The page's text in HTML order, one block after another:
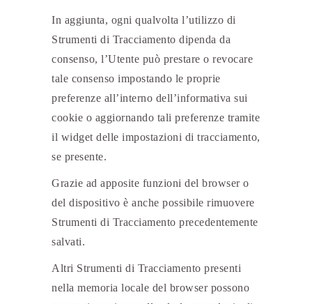
In aggiunta, ogni qualvolta l’utilizzo di
Strumenti di Tracciamento dipenda da
consenso, l’Utente può prestare o revocare
tale consenso impostando le proprie
preferenze all’interno dell’informativa sui
cookie o aggiornando tali preferenze tramite
il widget delle impostazioni di tracciamento,
se presente.
Grazie ad apposite funzioni del browser o
del dispositivo è anche possibile rimuovere
Strumenti di Tracciamento precedentemente
salvati.
Altri Strumenti di Tracciamento presenti
nella memoria locale del browser possono